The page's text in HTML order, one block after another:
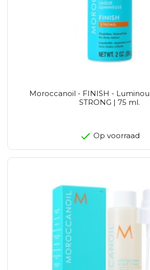
Moroccanoil - FINISH -
STRONG | 75 ml.
Op voorraad